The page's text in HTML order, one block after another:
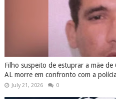
Filho suspeito de estuprar a mãe
AL morre em confronto com a polícia
July 21, 2026 0